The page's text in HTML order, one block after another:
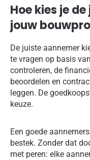
Hoe kies je
jouw
De juiste aannemer
te vragen op basis
controleren, de
beoordelen en
leggen. De
keuze.
Een goede
bestek. Zonder dat
met peren: elke